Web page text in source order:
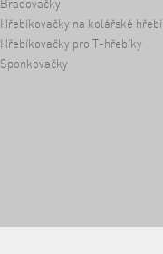
Bradovačky
Hřebíkovačky na kolářské
Hřebíkovačky pro T-hřebíky
Sponkovačky